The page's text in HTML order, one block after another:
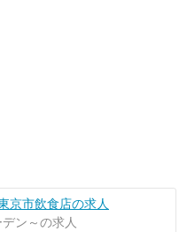
京市飲食店の求人
ン～の求人